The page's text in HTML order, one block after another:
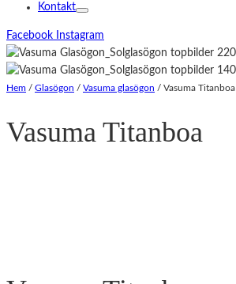
Kontakt
Facebook Instagram
Hem / Glasögon / Vasuma glasögon / Vasuma Titanboa
Vasuma Titanboa